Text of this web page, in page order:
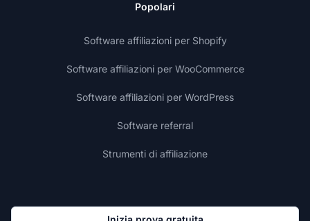
Popolari
Software affiliazioni per Shopify
Software affiliazioni per WooCommerce
Software affiliazioni per WordPress
Software referral
Strumenti di affiliazione